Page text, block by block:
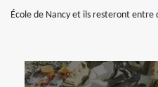
École de Nancy et ils resteront entre